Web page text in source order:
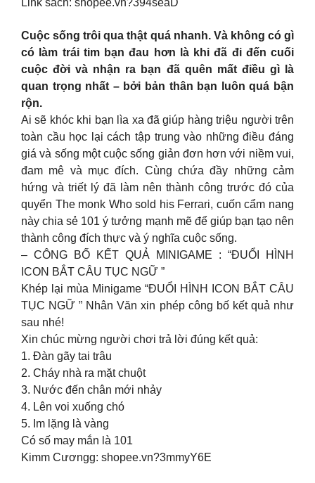
Link sách: shopee.vn?394seaD
Cuộc sống trôi qua thật quá nhanh. Và không có gì
có làm trái tim bạn đau hơn là khi đã đi đến cuối
cuộc đời và nhận ra bạn đã quên mất điều gì là
quan trọng nhất – bởi bản thân bạn luôn quá bận
rộn.
Ai sẽ khóc khi bạn lìa xa đã giúp hàng triệu người trên
toàn cầu học lại cách tập trung vào những điều đáng
giá và sống một cuộc sống giản đơn hơn với niềm vui,
đam mê và mục đích. Cùng chứa đầy những cảm
hứng và triết lý đã làm nên thành công trước đó của
quyển The monk Who sold his Ferrari, cuốn cẩm nang
này chia sẻ 101 ý tưởng mạnh mẽ để giúp bạn tạo nên
thành công đích thực và ý nghĩa cuộc sống.
– CÔNG BỐ KẾT QUẢ MINIGAME : “ĐUỔI HÌNH
ICON BẮT CÂU TỤC NGỮ ”
Khép lại mùa Minigame “ĐUỔI HÌNH ICON BẮT CÂU
TỤC NGỮ ” Nhân Văn xin phép công bố kết quả như
sau nhé!
Xin chúc mừng người chơi trả lời đúng kết quả:
1. Đàn gãy tai trâu
2. Cháy nhà ra mặt chuột
3. Nước đến chân mới nhảy
4. Lên voi xuống chó
5. Im lặng là vàng
Có số may mắn là 101
Kimm Cươngg: shopee.vn?3mmyY6E